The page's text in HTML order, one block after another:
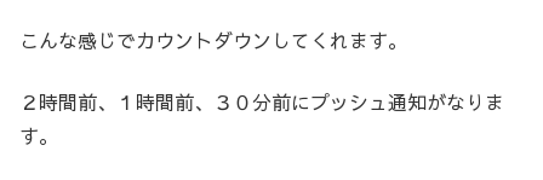
こんな感じでカウントダウンしてくれます。
２時間前、１時間前、３０分前にプッシュ通知がなりま
す。